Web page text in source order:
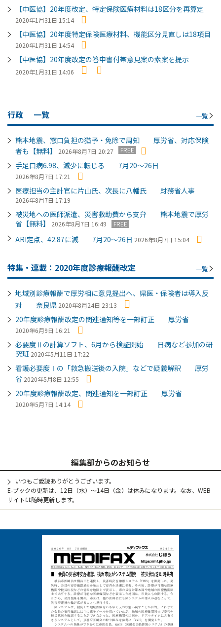
【中医協】20年度改定、特定保険医療材料は18区分を再算定
2020年1月31日 15:14
【中医協】20年度特定保険医療材料、機能区分見直しは18項目
2020年1月31日 14:54
【中医協】20年度改定の答申書付帯意見案の素案を提示
2020年1月31日 14:06
行政 一覧 一覧
熊本地震、窓口負担の猶予・免除で周知 厚労省、対応保険
者も【無料】
2026年8月7日 20:27 FREE
手足口病6.98、減少に転じる 7月20～26日
2026年8月7日 17:21
医療担当の主計官に片山氏、次長に八幡氏 財務省人事
2026年8月7日 17:19
被災地への医師派遣、災害救助費から支弁 熊本地震で厚労
省【無料】
2026年8月7日 16:49 FREE
ARI定点、42.87に減 7月20～26日 2026年8月7日 15:04
特集・連載：2020年度診療報酬改定 一覧
地域別診療報酬で厚労相に意見提出へ、県医・保険者は導入反
対 奈良県 2020年8月24日 23:13
20年度診療報酬改定の関連通知等を一部訂正 厚労省
2020年6月9日 16:21
必要度Ⅱの計算ソフト、6月から検証開始 日病など参加の研
究班 2020年5月11日 17:22
看護必要度Ⅰの「救急搬送後の入院」などで疑義解釈 厚労
省 2020年5月8日 12:55
20年度診療報酬改定、関連通知を一部訂正 厚労省
2020年5月7日 14:14
編集部からのお知らせ
いつもご愛読ありがとうございます。
E-ブックの更新は、12日（水）～14日（金）は休みになります。なお、WEB
サイトは随時更新します。